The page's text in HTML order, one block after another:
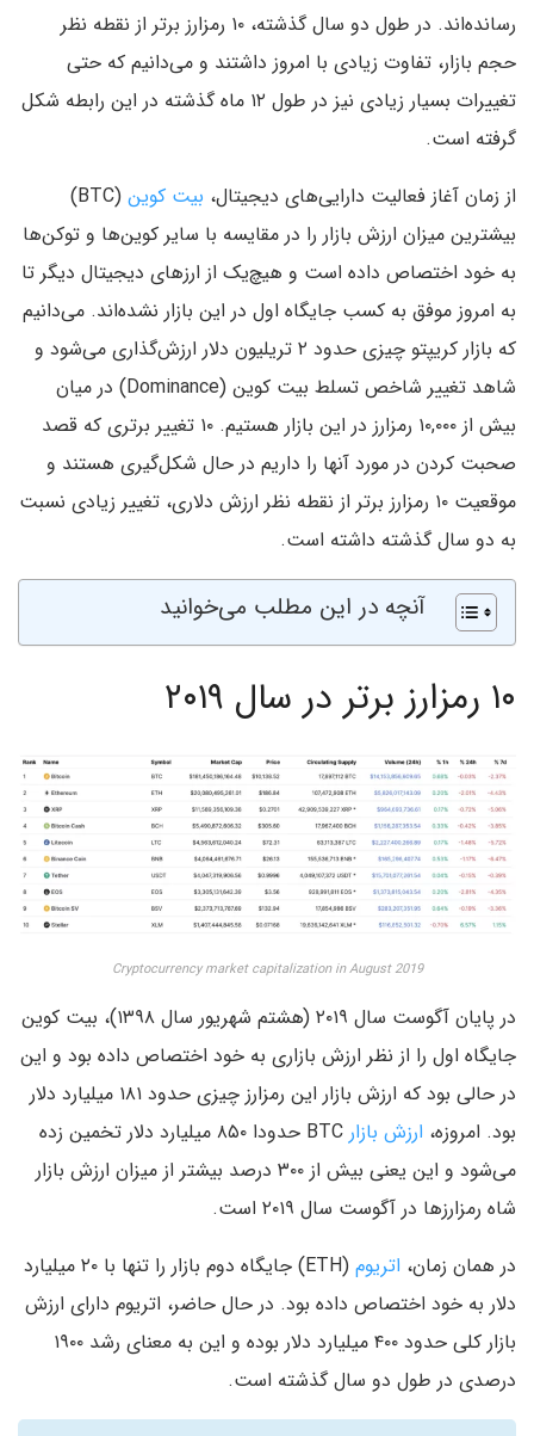
رسانده‌اند. در طول دو سال گذشته، ۱۰ رمزارز برتر از نقطه نظر
حجم بازار، تفاوت زیادی با امروز داشتند و می‌دانیم که حتی
تغییرات بسیار زیادی نیز در طول ۱۲ ماه گذشته در این رابطه شکل
گرفته است.
از زمان آغاز فعالیت دارایی‌های دیجیتال، بیت کوین
(BTC)
بیشترین میزان ارزش بازار را در مقایسه با سایر کوین‌ها و توکن‌ها
به خود اختصاص داده است و هیچ‌یک از ارزهای دیجیتال دیگر تا
به امروز موفق به کسب جایگاه اول در این بازار نشده‌اند. می‌دانیم
که بازار کریپتو چیزی حدود ۲ تریلیون دلار ارزش‌گذاری می‌شود و
شاهد تغییر شاخص تسلط بیت کوین (Dominance) در میان
بیش از ۱۰,۰۰۰ رمزارز در این بازار هستیم. ۱۰ تغییر برتری که قصد
صحبت کردن در مورد آنها را داریم در حال شکل‌گیری هستند و
موقعیت ۱۰ رمزارز برتر از نقطه نظر ارزش دلاری، تغییر زیادی نسبت
به دو سال گذشته داشته است.
آنچه در این مطلب می‌خوانید
۱۰ رمزارز برتر در سال ۲۰۱۹
Cryptocurrency market capitalization in August 2019
در پایان آگوست سال ۲۰۱۹ (هشتم شهریور سال ۱۳۹۸)، بیت کوین
جایگاه اول را از نظر ارزش بازاری به خود اختصاص داده بود و این
در حالی بود که ارزش بازار این رمزارز چیزی حدود ۱۸۱ میلیارد دلار
بود. امروزه، ارزش بازار
BTC حدودا ۸۵۰ میلیارد دلار تخمین زده
می‌شود و این یعنی بیش از ۳۰۰ درصد بیشتر از میزان ارزش بازار
شاه رمزارزها در آگوست سال ۲۰۱۹ است.
در همان زمان، اتریوم
(ETH) جایگاه دوم بازار را تنها با ۲۰ میلیارد
دلار به خود اختصاص داده بود. در حال حاضر، اتریوم دارای ارزش
بازار کلی حدود ۴۰۰ میلیارد دلار بوده و این به معنای رشد ۱۹۰۰
درصدی در طول دو سال گذشته است.